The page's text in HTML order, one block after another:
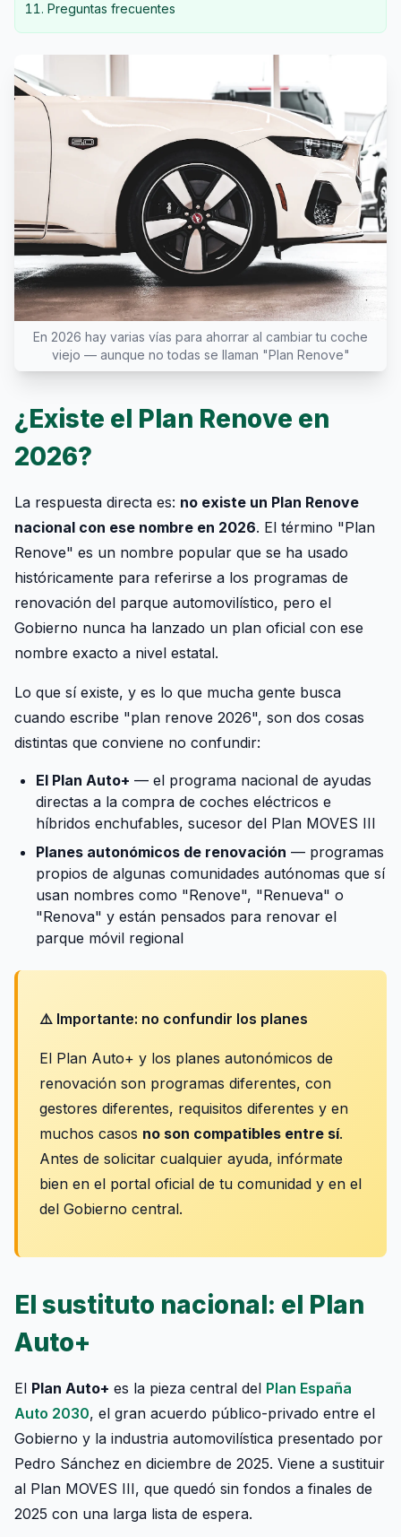
Preguntas frecuentes
En 2026 hay varias vías para ahorrar al cambiar tu coche
viejo — aunque no todas se llaman "Plan Renove"
¿Existe el Plan Renove en
2026?
La respuesta directa es: no existe un Plan Renove
nacional con ese nombre en 2026. El término "Plan
Renove" es un nombre popular que se ha usado
históricamente para referirse a los programas de
renovación del parque automovilístico, pero el
Gobierno nunca ha lanzado un plan oficial con ese
nombre exacto a nivel estatal.
Lo que sí existe, y es lo que mucha gente busca
cuando escribe "plan renove 2026", son dos cosas
distintas que conviene no confundir:
El Plan Auto+ — el programa nacional de ayudas
directas a la compra de coches eléctricos e
híbridos enchufables, sucesor del Plan MOVES III
Planes autonómicos de renovación — programas
propios de algunas comunidades autónomas que sí
usan nombres como "Renove", "Renueva" o
"Renova" y están pensados para renovar el
parque móvil regional
⚠️ Importante: no confundir los planes
El Plan Auto+ y los planes autonómicos de
renovación son programas diferentes, con
gestores diferentes, requisitos diferentes y en
muchos casos no son compatibles entre sí.
Antes de solicitar cualquier ayuda, infórmate
bien en el portal oficial de tu comunidad y en el
del Gobierno central.
El sustituto nacional: el Plan
Auto+
El Plan Auto+ es la pieza central del Plan España
Auto 2030, el gran acuerdo público-privado entre el
Gobierno y la industria automovilística presentado por
Pedro Sánchez en diciembre de 2025. Viene a sustituir
al Plan MOVES III, que quedó sin fondos a finales de
2025 con una larga lista de espera.